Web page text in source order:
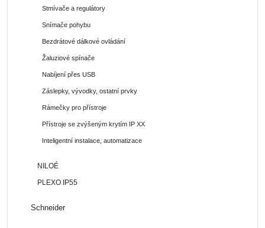
Stmívače a regulátory
Snímače pohybu
Bezdrátové dálkové ovládání
Žaluziové spínače
Nabíjení přes USB
Záslepky, vývodky, ostatní prvky
Rámečky pro přístroje
Přístroje se zvýšeným krytím IP XX
Inteligentní instalace, automatizace
NILOÉ
PLEXO IP55
Schneider